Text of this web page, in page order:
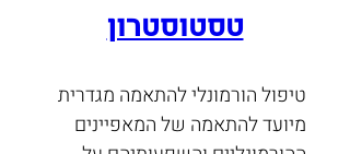
טסטוסטרון
טיפול הורמונלי להתאמה מגדרית
מיועד להתאמה של המאפיינים